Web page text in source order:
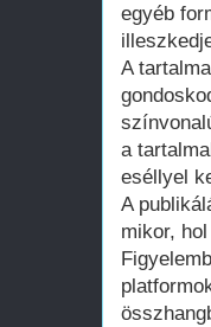
egyéb
A
a
eséllyel
A
mikor,